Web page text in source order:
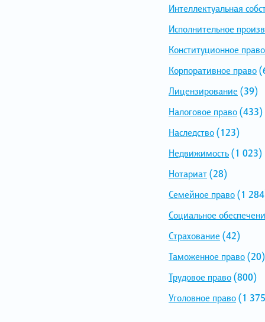
Интеллектуальная
Исполнительное
Конституционное право
Корпоративное право
Лицензирование (39)
Налоговое право(433)
Наследство(123)
Недвижимость(1 023)
Нотариат(28)
Семейное право(1
Социальное
Страхование (42)
Таможенное право(20)
Трудовое право(800)
Уголовное право(1